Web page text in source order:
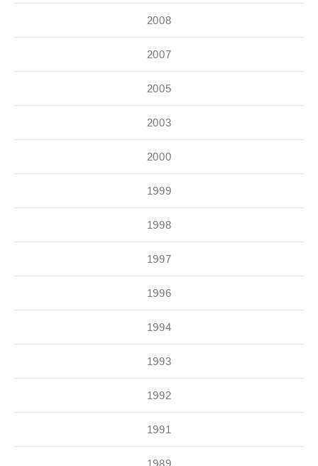
2008
2007
2005
2003
2000
1999
1998
1997
1996
1994
1993
1992
1991
1989